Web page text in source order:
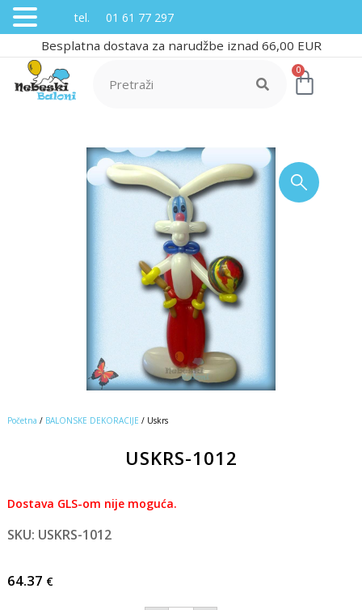
Besplatna dostava za narudžbe iznad 66,00 EUR
0
Početna / BALONSKE DEKORACIJE / Uskrs
USKRS-1012
Dostava GLS-om nije moguća.
SKU: USKRS-1012
64.37 €
tel. 01 61 77 297